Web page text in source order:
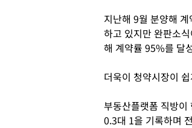
지난해 9월 분양해
하고 있지만 완판소
해 계약률 95%를 달
더욱이 청약시장이
부동산플랫폼 직방
0.3대 1을 기록하며